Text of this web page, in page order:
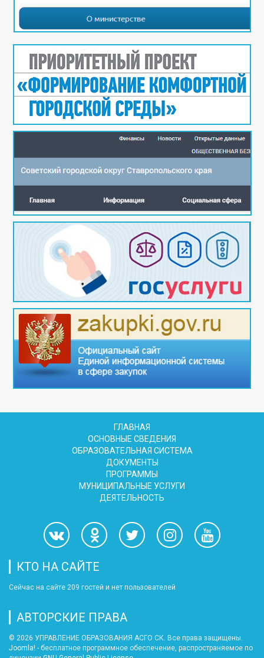
ГЛАВНАЯ
ОСНОВНЫЕ СВЕДЕНИЯ
ОБРАЗОВАТЕЛЬНАЯ СИСТЕМА
ДОКУМЕНТЫ
ПРОГРАММЫ
МУНИЦИПАЛЬНЫЕ УСЛУГИ
ДЕЯТЕЛЬНОСТЬ
КТО НА САЙТЕ
Сейчас на сайте 209 гостей и нет пользователей
АВТОРСКИЕ ПРАВА
© 2026 УПРАВЛЕНИЕ ОБРАЗОВАНИЯ АСГО СК. Все права защищены.
Joomla! - бесплатное программное обеспечение, распространяемое по